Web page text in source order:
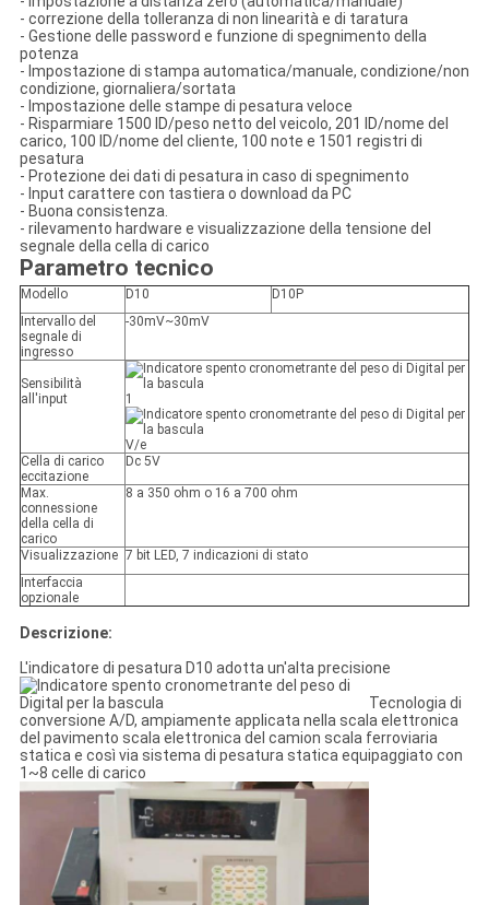
- correzione della tolleranza di non linearità e di taratura
- Gestione delle password e funzione di spegnimento della
potenza
- Impostazione di stampa automatica/manuale, condizione/non
condizione, giornaliera/sortata
- Impostazione delle stampe di pesatura veloce
- Risparmiare 1500 ID/peso netto del veicolo, 201 ID/nome del
carico, 100 ID/nome del cliente, 100 note e 1501 registri di
pesatura
- Protezione dei dati di pesatura in caso di spegnimento
- Input carattere con tastiera o download da PC
- Buona consistenza.
- rilevamento hardware e visualizzazione della tensione del
segnale della cella di carico
Parametro tecnico
Modello D10
D10P
Intervallo del
segnale di
ingresso
-30mV~30mV
Sensibilità
all'input
1
V/e
Cella di carico
eccitazione
Dc 5V
Max.
connessione
della cella di
carico
8 a 350 ohm o 16 a 700 ohm
Visualizzazione 7 bit LED, 7 indicazioni di stato
Interfaccia
opzionale
Descrizione:
L'indicatore di pesatura D10 adotta un'alta precisione
Tecnologia di
conversione A/D, ampiamente applicata nella scala elettronica
del pavimento scala elettronica del camion scala ferroviaria
statica e così via sistema di pesatura statica equipaggiato con
1~8 celle di carico